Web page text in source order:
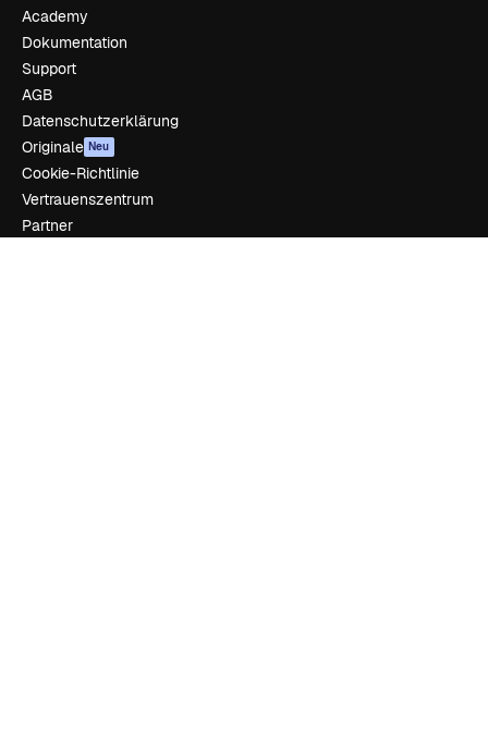
Academy
Dokumentation
Support
AGB
Datenschutzerklärung
Originale Neu
Cookie-Richtlinie
Vertrauenszentrum
Partner